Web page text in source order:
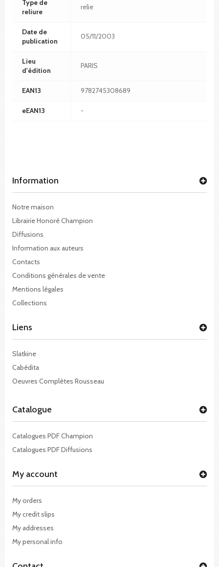
Type de
reliure
relie
Date de
publication
05/11/2003
Lieu
d'édition
PARIS
EAN13 9782745308689
eEAN13 -
Information
Notre maison
Librairie Honoré Champion
Diffusions
Information aux auteurs
Contacts
Conditions générales de vente
Mentions légales
Collections
Liens
Slatkine
Cabédita
Oeuvres Complètes Rousseau
Catalogue
Catalogues PDF Champion
Catalogues PDF Diffusions
My account
My orders
My credit slips
My addresses
My personal info